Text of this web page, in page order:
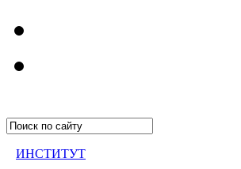
ИНСТИТУТ